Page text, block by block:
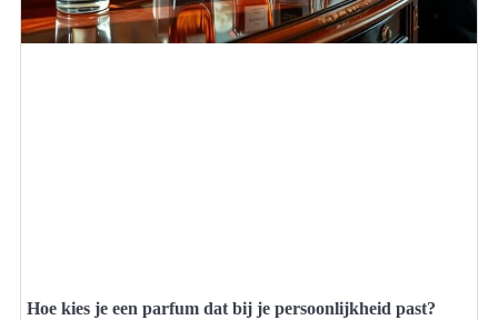
Hoe kies je een parfum dat bij je persoonlijkheid past?